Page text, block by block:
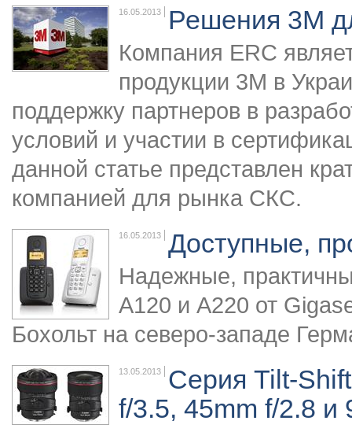
16.05.2013 Решения 3М
Компания ERC
продукции 3M в
поддержку партнеров в
условий и участии в
данной статье представлен
компанией для рынка СКС.
16.05.2013 Доступные,
Надежные,
A120 и A220 от
Бохольт на северо-западе
13.05.2013
Серия Tilt-
f/3.5, 45mm f/2.8 и